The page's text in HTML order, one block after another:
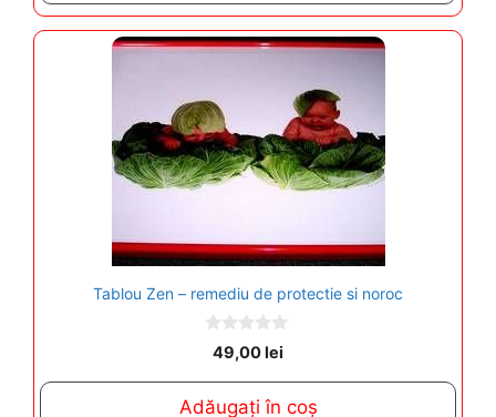
5
Tablou Zen – remediu de protectie si noroc
o
o
49,00lei
Adăugați în coș